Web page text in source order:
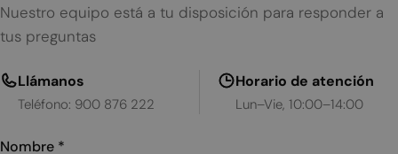
Nuestro equipo está a tu disposición para responder a
tus preguntas
Llámanos
Teléfono: 900 876 222
Horario de atención
Lun–Vie, 10:00–14:00
Nombre *